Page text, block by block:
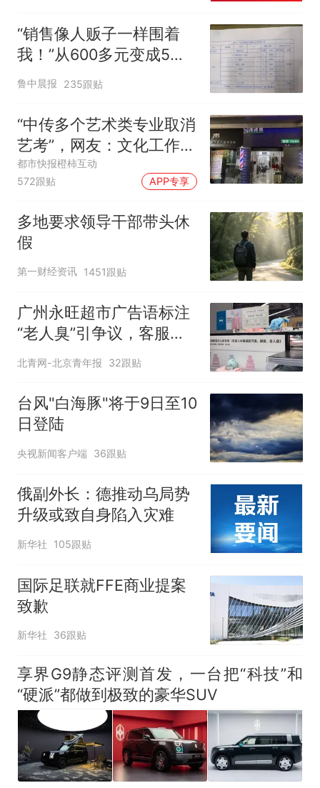
味道很好
“销售像人贩子一样围着
我！”从600多元变成5万
元，57岁保洁阿姨做医美
后眼睛肿到流泪、视物模
糊
鲁中晨报 235跟贴
“中传多个艺术类专业取消
艺考”，网友：文化工作者
一定要有文化，这句话的
含金量还在持续上升
都市快报橙柿互动
572跟贴
APP专享
多地要求领导干部带头休
假
第一财经资讯 1451跟贴
广州永旺超市广告语标注
“老人臭”引争议，客服回
应
北青网-北京青年报 32跟贴
台风"白海豚"将于9日至10
日登陆
央视新闻客户端 36跟贴
俄副外长：德推动乌局势
升级或致自身陷入灾难
新华社 105跟贴
国际足联就FFE商业提案
致歉
新华社 36跟贴
享界G9静态评测首发，一台把“科技”和
“硬派”都做到极致的豪华SUV